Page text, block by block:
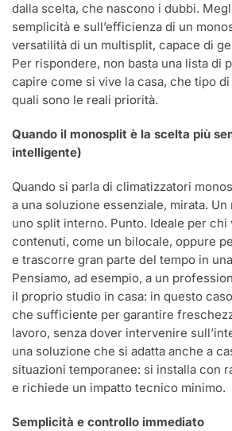
dalla scelta, che nascono i dubbi.
semplicità e sull’efficienza di un
versatilità di un multisplit, capace di
Per rispondere, non basta una lista di
capire come si vive la casa, che tipo
quali sono le reali priorità.
Quando il monosplit è la scelta più
intelligente)
Quando si parla di climatizzatori
a una soluzione essenziale, mirata.
uno split interno. Punto. Ideale per chi
contenuti, come un bilocale, oppure
e trascorre gran parte del tempo in
Pensiamo, ad esempio, a un
il proprio studio in casa: in questo
che sufficiente per garantire
lavoro, senza dover intervenire
una soluzione che si adatta anche a
situazioni temporanee: si installa con
e richiede un impatto tecnico minimo.
Semplicità e controllo immediato